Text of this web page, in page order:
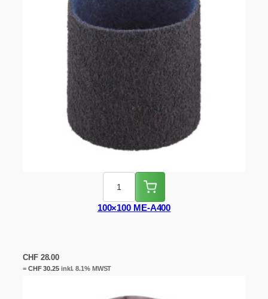
100×100 ME-A400
CHF28.00
= CHF30.25inkl. 8.1% MWST